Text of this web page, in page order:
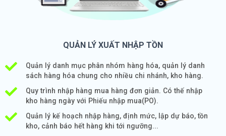
QUẢN LÝ XUẤT NHẬP TỒN
Quản lý danh mục phân nhóm hàng hóa, quản lý danh
sách hàng hóa chung cho nhiều chi nhánh, kho hàng.
Quy trình nhập hàng mua hàng đơn giản. Có thế nhập
kho hàng ngày với Phiếu nhập mua(PO).
Quản lý kế hoạch nhập hàng, định mức, lập dự báo, tồn
kho, cảnh báo hết hàng khi tới ngưỡng...